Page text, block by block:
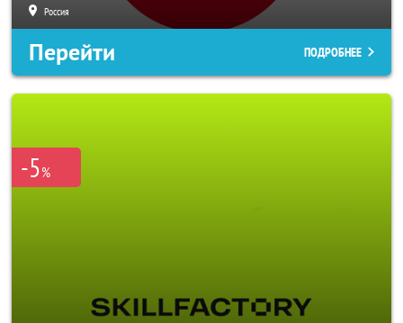
Россия
Перейти ПОДРОБНЕЕ
-5%